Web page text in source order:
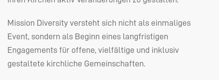
Mission Diversity versteht sich nicht als einmaliges
Event, sondern als Beginn eines langfristigen
Engagements für offene, vielfältige und inklusiv
gestaltete kirchliche Gemeinschaften.